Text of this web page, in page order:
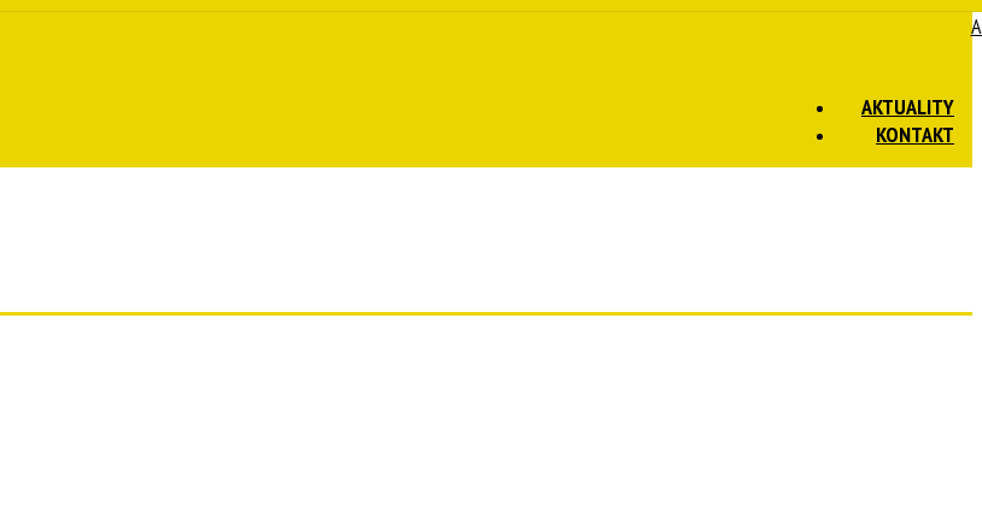
AKTUALITY
KONTAKT